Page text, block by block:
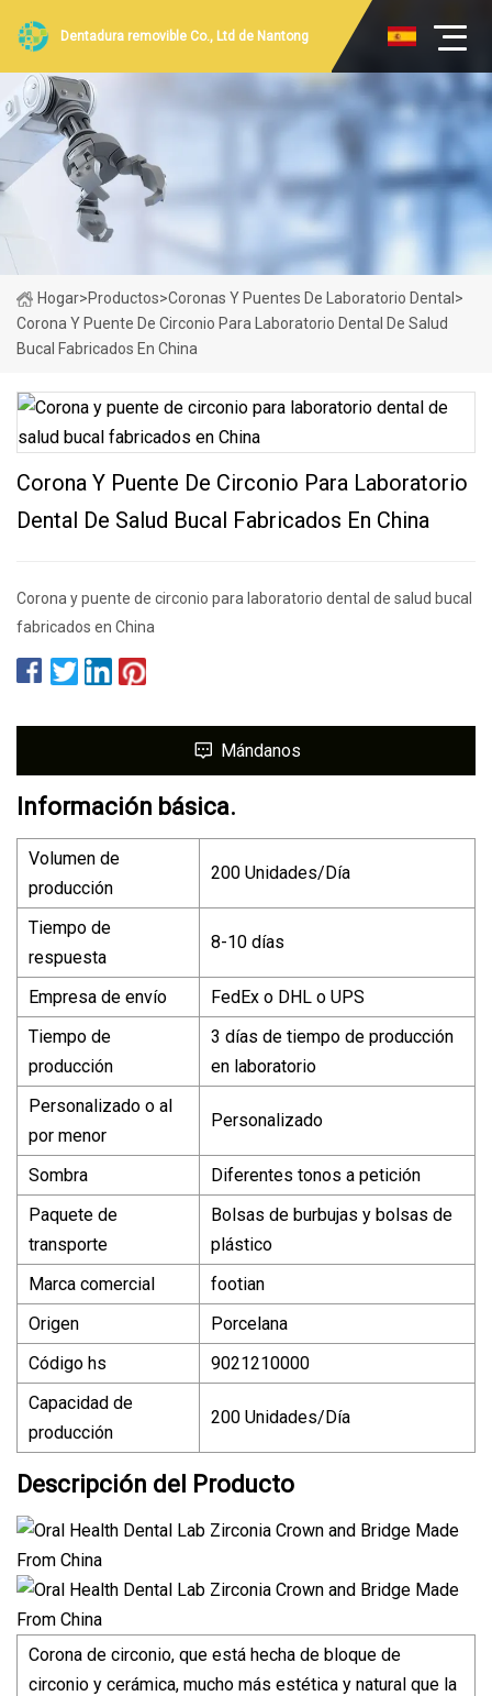
Dentadura removible Co., Ltd de Nantong
Hogar>Productos>Coronas Y Puentes De Laboratorio Dental >
Corona Y Puente De Circonio Para Laboratorio Dental De Salud
Bucal Fabricados En China
Corona Y Puente De Circonio Para Laboratorio
Dental De Salud Bucal Fabricados En China
Corona y puente de circonio para laboratorio dental de salud bucal
fabricados en China
Mándanos
Información básica.
Volumen de
producción
200 Unidades/Día
Tiempo de
respuesta
8-10 días
Empresa de envío
FedEx o DHL o UPS
Tiempo de
producción
3 días de tiempo de producción
en laboratorio
Personalizado o al
por menor
Personalizado
Sombra
Diferentes tonos a petición
Paquete de
transporte
Bolsas de burbujas y bolsas de
plástico
Marca comercial
footian
Origen
Porcelana
Código hs
9021210000
Capacidad de
producción
200 Unidades/Día
Descripción del Producto
Corona de circonio, que está hecha de bloque de
circonio y cerámica, mucho más estética y natural que la